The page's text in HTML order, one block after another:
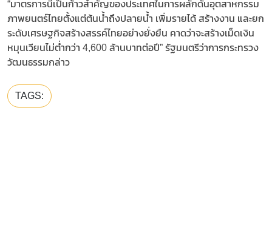
“มาตรการนี้เป็นก้าวสำคัญของประเทศในการผลักดันอุตสาหกรรม
ภาพยนตร์ไทยตั้งแต่ต้นน้ำถึงปลายน้ำ เพิ่มรายได้ สร้างงาน และยก
ระดับเศรษฐกิจสร้างสรรค์ไทยอย่างยั่งยืน คาดว่าจะสร้างเม็ดเงิน
หมุนเวียนไม่ต่ำกว่า 4,600 ล้านบาทต่อปี” รัฐมนตรีว่าการกระทรวง
วัฒนธรรมกล่าว
TAGS: